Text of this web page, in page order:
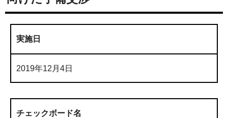
実施日
2019年12月4日
チェックボード名